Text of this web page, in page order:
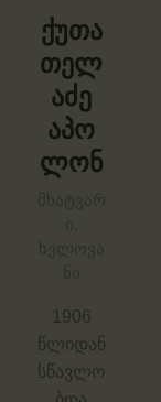
ქუთა
თელ
აძე
აპო
ლონ
1906
წლიდან
სწავლო